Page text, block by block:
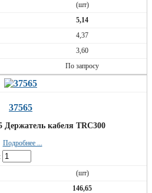
(шт)
5,14
4,37
3,60
По запросу
37565
кабеля TRC300
Подробнее ...
(шт)
146,65